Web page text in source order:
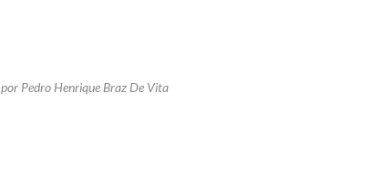
por Pedro Henrique Braz De Vita